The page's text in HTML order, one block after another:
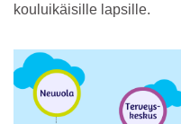
kouluikäisille lapsille.